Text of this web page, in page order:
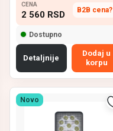
CENA
2 560 RSD B2B cena?
Dostupno
Detaljnije
Dodaj u
korpu
Novo